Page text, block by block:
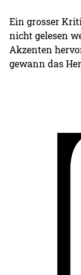
Ein grosser
nicht gelesen
Akzenten
gewann das